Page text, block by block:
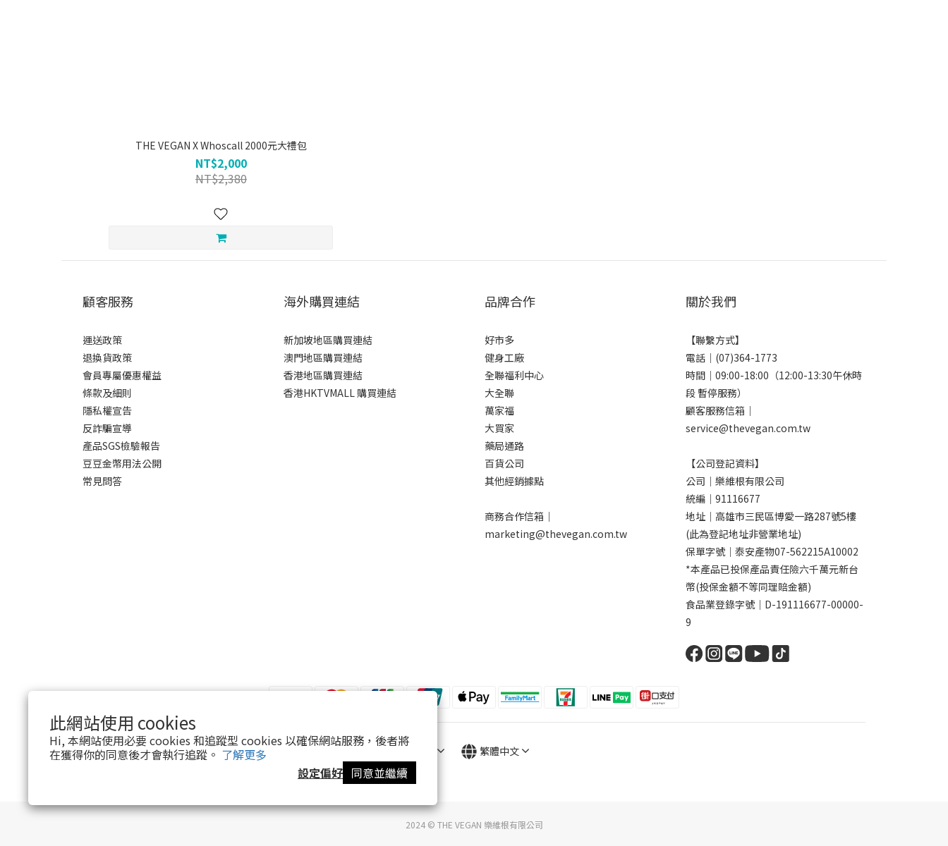
此網站使用 cookies
Hi, 本網站使用必要 cookies 和追蹤型 cookies 以確保網站服務，後者將
在獲得你的同意後才會執行追蹤。 了解更多
設定偏好 同意並繼續
THE VEGAN X Whoscall 2000元大禮包
NT$2,000
NT$2,380
顧客服務
運送政策
退換貨政策
會員專屬優惠權益
條款及細則
隱私權宣告
反詐騙宣導
產品SGS檢驗報告
豆豆金幣用法公開
常見問答
海外購買連結
新加坡地區購買連結
澳門地區購買連結
香港地區購買連結
香港HKTVMALL 購買連結
品牌合作
好市多
健身工廠
全聯福利中心
大全聯
萬家福
大買家
藥局通路
百貨公司
其他經銷據點
商務合作信箱｜
marketing@thevegan.com.tw
關於我們
【聯繫方式】
電話｜(07)364-1773
時間｜09:00-18:00（12:00-13:30午休時
段 暫停服務）
顧客服務信箱｜
service@thevegan.com.tw
【公司登記資料】
公司｜樂維根有限公司
統編｜91116677
地址｜高雄市三民區博愛一路287號5樓
(此為登記地址非營業地址)
保單字號｜泰安產物07-562215A10002
*本產品已投保產品責任險六千萬元新台
幣(投保金額不等同理賠金額)
食品業登錄字號｜D-191116677-00000-
9
繁體中文
2024 © THE VEGAN 樂維根有限公司